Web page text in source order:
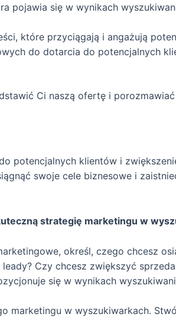
pojawia się w wynikach
które przyciągają i angażują
do dotarcia do potencjalnych
Ci naszą ofertę i
potencjalnych klientów i
swoje cele biznesowe i
strategię marketingu w
określ, czego chcesz
Czy chcesz zwiększyć
się w wynikach
marketingu w wyszukiwarkach.